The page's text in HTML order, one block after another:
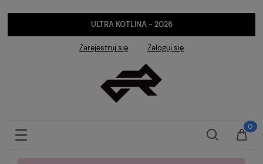
ULTRA KOTLINA - 2026
Zarejestruj się Zaloguj się